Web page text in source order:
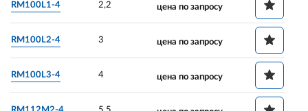
RM100L1-4 2,2 цена по запросу
RM100L2-4 3 цена по запросу
RM100L3-4 4 цена по запросу